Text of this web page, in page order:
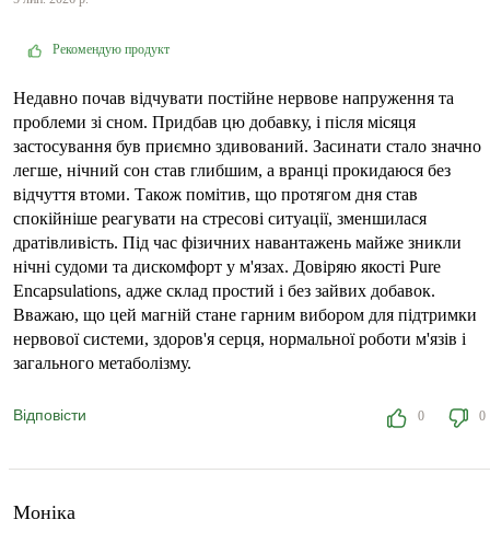
Рекомендую продукт
Недавно почав відчувати постійне нервове напруження та
проблеми зі сном. Придбав цю добавку, і після місяця
застосування був приємно здивований. Засинати стало значно
легше, нічний сон став глибшим, а вранці прокидаюся без
відчуття втоми. Також помітив, що протягом дня став
спокійніше реагувати на стресові ситуації, зменшилася
дратівливість. Під час фізичних навантажень майже зникли
нічні судоми та дискомфорт у м'язах. Довіряю якості Pure
Encapsulations, адже склад простий і без зайвих добавок.
Вважаю, що цей магній стане гарним вибором для підтримки
нервової системи, здоров'я серця, нормальної роботи м'язів і
загального метаболізму.
Відповісти 0 0
Моніка